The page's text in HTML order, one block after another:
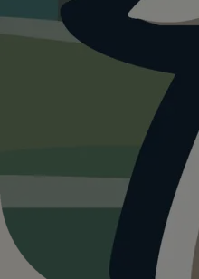
Feriencamping
Dreiquellenbad.
25°C und trocken. Gute
OpenWeatherMap
25
MÄSSIG BEWÖLKT